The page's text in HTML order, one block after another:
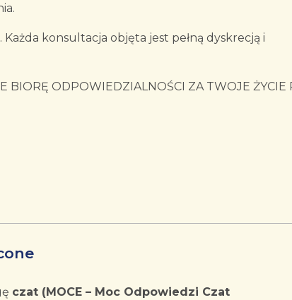
konsultacja objęta jest pełną dyskrecją i
BIORĘ ODPOWIEDZIALNOŚCI ZA TWOJE ŻYCIE
czat (MOCE – Moc Odpowiedzi Czat